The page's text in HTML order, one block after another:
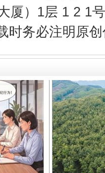
厦）1层 1 2 1
时务必注明原